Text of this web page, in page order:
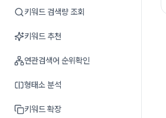
키워드 검색량 조회
키워드 추천
연관검색어 순위확인
형태소 분석
키워드 확장